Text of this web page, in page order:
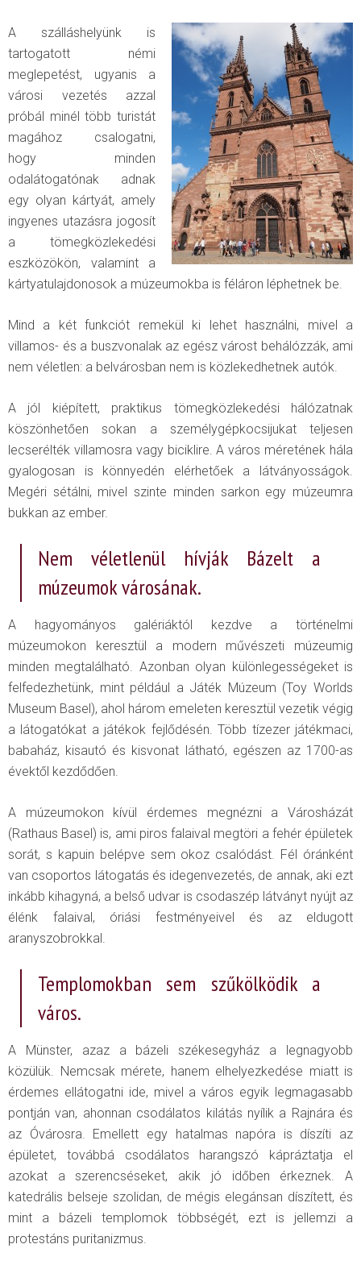
A szálláshelyünk is
tartogatott némi
meglepetést, ugyanis a
városi vezetés azzal
próbál minél több turistát
magához csalogatni,
hogy minden
odalátogatónak adnak
egy olyan kártyát, amely
ingyenes utazásra jogosít
a tömegközlekedési
eszközökön, valamint a
kártyatulajdonosok a múzeumokba is féláron léphetnek be.
Mind a két funkciót remekül ki lehet használni, mivel a
villamos- és a buszvonalak az egész várost behálózzák, ami
nem véletlen: a belvárosban nem is közlekedhetnek autók.
A jól kiépített, praktikus tömegközlekedési hálózatnak
köszönhetően sokan a személygépkocsijukat teljesen
lecserélték villamosra vagy biciklire. A város méretének hála
gyalogosan is könnyedén elérhetőek a látványosságok.
Megéri sétálni, mivel szinte minden sarkon egy múzeumra
bukkan az ember.
Nem véletlenül hívják Bázelt a
múzeumok városának.
A hagyományos galériáktól kezdve a történelmi
múzeumokon keresztül a modern művészeti múzeumig
minden megtalálható. Azonban olyan különlegességeket is
felfedezhetünk, mint például a Játék Múzeum (Toy Worlds
Museum Basel), ahol három emeleten keresztül vezetik végig
a látogatókat a játékok fejlődésén. Több tízezer játékmaci,
babaház, kisautó és kisvonat látható, egészen az 1700-as
évektől kezdődően.
A múzeumokon kívül érdemes megnézni a Városházát
(Rathaus Basel) is, ami piros falaival megtöri a fehér épületek
sorát, s kapuin belépve sem okoz csalódást. Fél óránként
van csoportos látogatás és idegenvezetés, de annak, aki ezt
inkább kihagyná, a belső udvar is csodaszép látványt nyújt az
élénk falaival, óriási festményeivel és az eldugott
aranyszobrokkal.
Templomokban sem szűkölködik a
város.
A Münster, azaz a bázeli székesegyház a legnagyobb
közülük. Nemcsak mérete, hanem elhelyezkedése miatt is
érdemes ellátogatni ide, mivel a város egyik legmagasabb
pontján van, ahonnan csodálatos kilátás nyílik a Rajnára és
az Óvárosra. Emellett egy hatalmas napóra is díszíti az
épületet, továbbá csodálatos harangszó kápráztatja el
azokat a szerencséseket, akik jó időben érkeznek. A
katedrális belseje szolidan, de mégis elegánsan díszített, és
mint a bázeli templomok többségét, ezt is jellemzi a
protestáns puritanizmus.